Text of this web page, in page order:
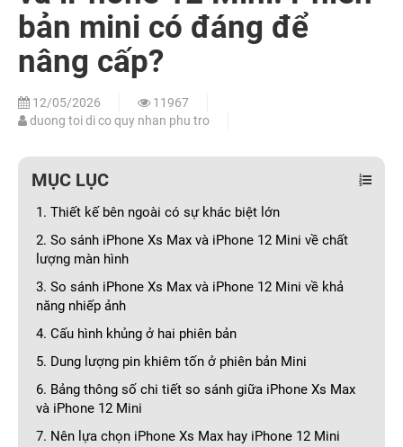
bản mini có đáng để
nâng cấp?
12/05/2026
11967
duong toi di co quy nhan phu tro
MỤC LỤC
1. Thiết kế bên ngoài có sự khác biệt lớn
2. So sánh iPhone Xs Max và iPhone 12 Mini về chất
lượng màn hình
3. So sánh iPhone Xs Max và iPhone 12 Mini về khả
năng nhiếp ảnh
4. Cấu hình khủng ở hai phiên bản
5. Dung lượng pin khiêm tốn ở phiên bản Mini
6. Bảng thông số chi tiết so sánh giữa iPhone Xs Max
và iPhone 12 Mini
7. Nên lựa chọn iPhone Xs Max hay iPhone 12 Mini